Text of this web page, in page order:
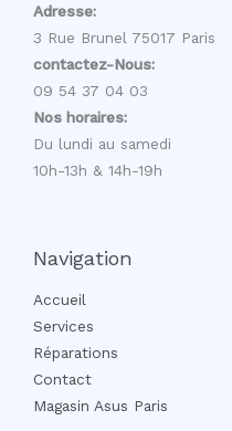
Adresse:
3 Rue Brunel 75017 Paris
contactez-Nous:
09 54 37 04 03
Nos horaires:
Du lundi au samedi
10h-13h & 14h-19h
Navigation
Accueil
Services
Réparations
Contact
Magasin Asus Paris